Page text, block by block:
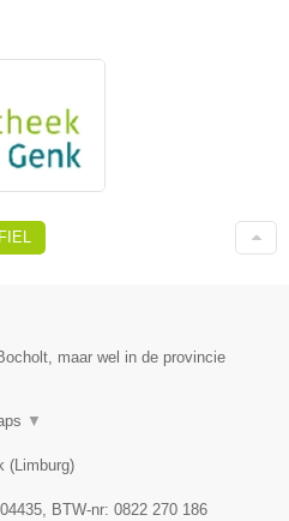
maar wel in de provincie
▼
(Limburg)
, BTW-nr: 0822 270 186